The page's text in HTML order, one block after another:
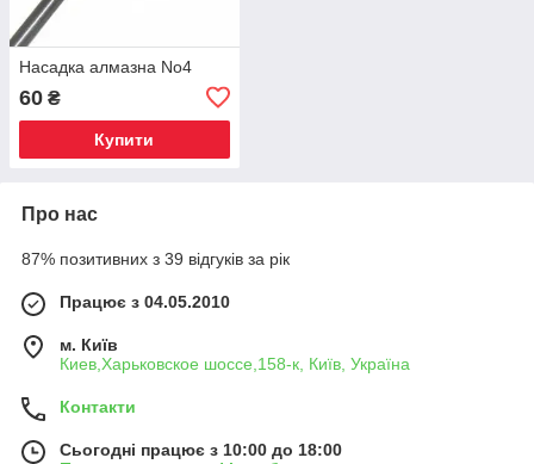
Насадка алмазна No4
60 ₴
Купити
Про нас
87% позитивних з 39 відгуків за рік
Працює з 04.05.2010
м. Київ
Киев,Харьковское шоссе,158-к, Київ, Україна
Контакти
Сьогодні працює з 10:00 до 18:00